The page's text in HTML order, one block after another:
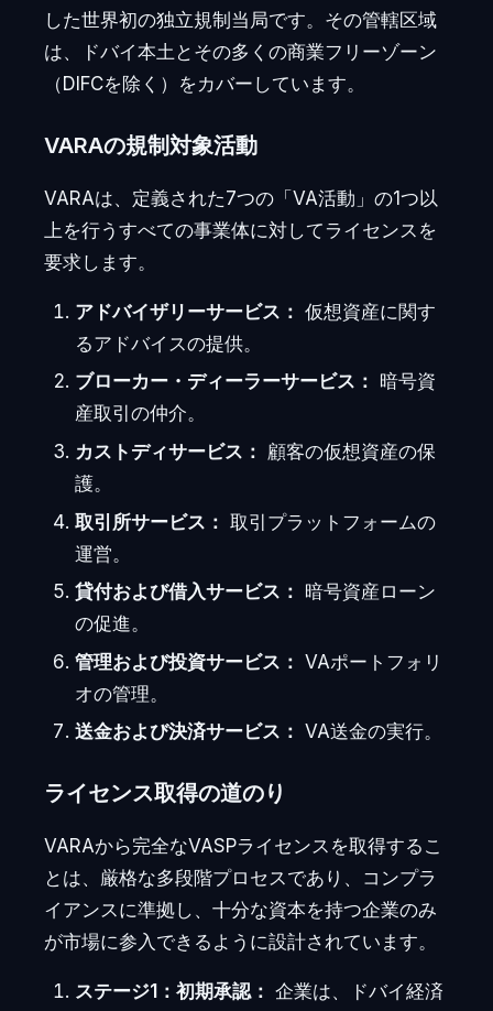
した世界初の独立規制当局です。その管轄区域
は、ドバイ本土とその多くの商業フリーゾーン
（DIFCを除く）をカバーしています。
VARAの規制対象活動
VARAは、定義された7つの「VA活動」の1つ以
上を行うすべての事業体に対してライセンスを
要求します。
アドバイザリーサービス： 仮想資産に関す
るアドバイスの提供。
ブローカー・ディーラーサービス： 暗号資
産取引の仲介。
カストディサービス： 顧客の仮想資産の保
護。
取引所サービス： 取引プラットフォームの
運営。
貸付および借入サービス： 暗号資産ローン
の促進。
管理および投資サービス： VAポートフォリ
オの管理。
送金および決済サービス： VA送金の実行。
ライセンス取得の道のり
VARAから完全なVASPライセンスを取得するこ
とは、厳格な多段階プロセスであり、コンプラ
イアンスに準拠し、十分な資本を持つ企業のみ
が市場に参入できるように設計されています。
ステージ1：初期承認： 企業は、ドバイ経済